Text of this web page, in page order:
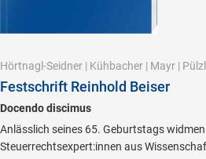
Hörtnagl-Seidner | Kühbacher | Mayr | Pülzl
Festschrift Reinhold Beiser
Docendo discimus
Anlässlich seines 65. Geburtstags
Steuerrechtsexpert:innen aus